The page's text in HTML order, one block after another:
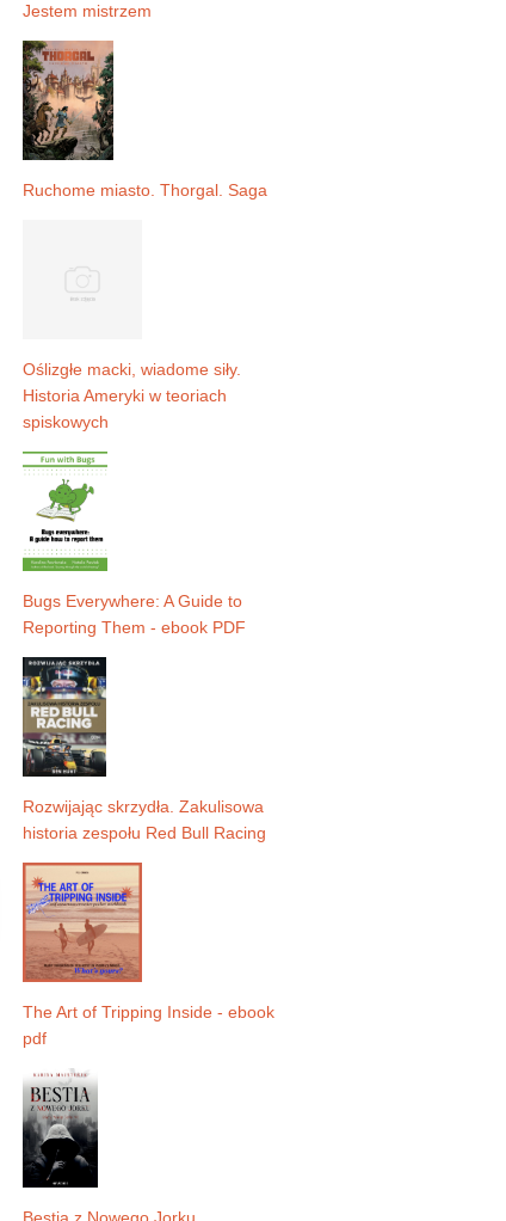
Jestem mistrzem
Ruchome miasto. Thorgal. Saga
Oślizgłe macki, wiadome siły.
Historia Ameryki w teoriach
spiskowych
Bugs Everywhere: A Guide to
Reporting Them - ebook PDF
Rozwijając skrzydła. Zakulisowa
historia zespołu Red Bull Racing
The Art of Tripping Inside - ebook
pdf